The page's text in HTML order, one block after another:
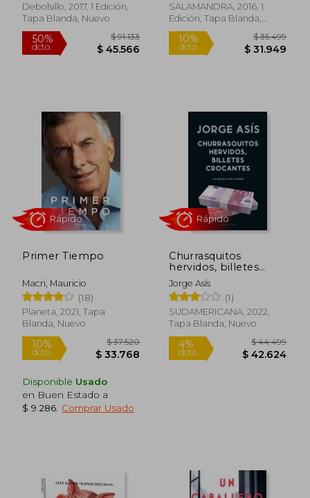
50%
dcto. $ 43.010
50%
dcto.
Debolsillo, 2017, 1 Edición,
Tapa Blanda, Nuevo
SALAMANDRA, 2016, 1
Edición, Tapa Blanda,
Nuevo
Primer Tiempo
Macri, Mauricio
(18)
Planeta, 2021, Tapa
Blanda, Nuevo
Disponible Usado
en Buen Estado a
$ 9.286 Comprar Usado
Churrasquitos
hervidos, billetes
crocantes
Jorge Asís
(1)
SUDAMERICANA, 2022,
Tapa Blanda, Nuevo